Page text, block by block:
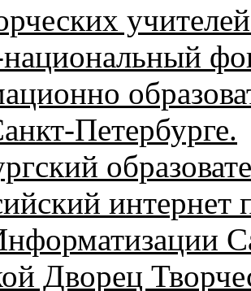
Петербурге.
интернет
Дворец